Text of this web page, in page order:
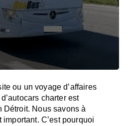
ou un voyage d’affaires
charter est
Détroit. Nous savons à
C’est pourquoi